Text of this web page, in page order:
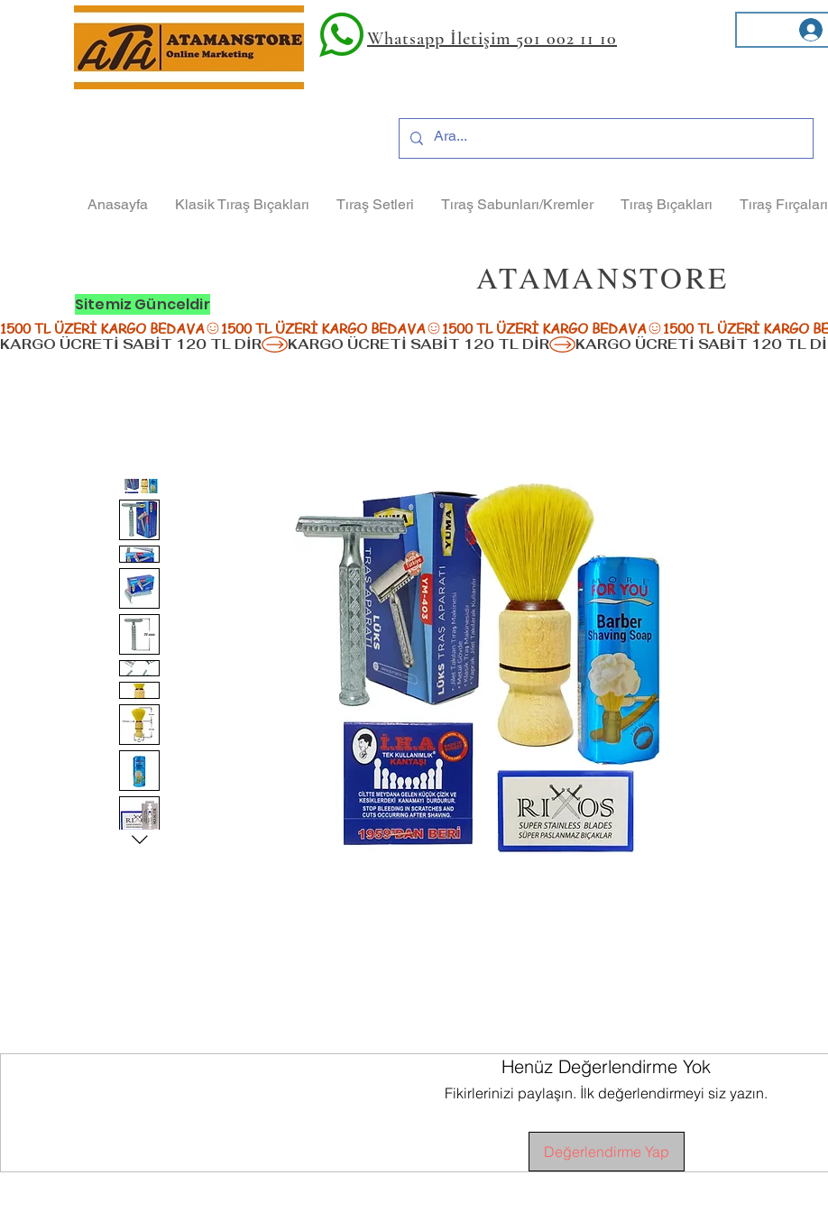
Whatsapp İletişim 501 002 11 10
Anasayfa Klasik Tıraş Bıçakları Tıraş Setleri Tıraş Sabunları/Kremler Tıraş Bıçakları Tıraş Fırçaları
ATAMANSTORE
Sitemiz Günceldir
1500 TL ÜZERİ KARGO BEDAVA
KARGO ÜCRETİ SABİT 120 TL DİR
Henüz Değerlendirme Yok
Fikirlerinizi paylaşın. İlk değerlendirmeyi siz yazın.
Değerlendirme Yap